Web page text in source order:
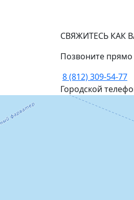
СВЯЖИТЕСЬ КАК
Позвоните прямо
8 (812) 309-54-77
Городской